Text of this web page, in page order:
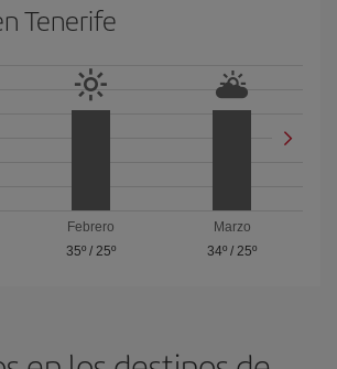
Tenerife
Febrero
35º/ 25º
Marzo
34º /25º